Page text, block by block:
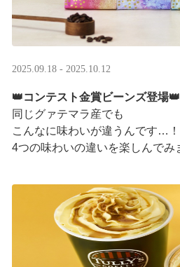
2025.09.18 - 2025.10.12
👑コンテスト金賞ビーンズ登場👑
同じグァテマラ産でも
こんなに味わいが違うんです…！
4つの味わいの違いを楽しんでみ
グァテマラコーヒー体験イベン